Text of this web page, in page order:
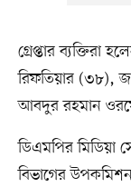
গ্রেপ্তার
রিফতিয়ার (৩৮),
আবদুর রহমান
ডিএমপির মিডিয়া
বিভাগের